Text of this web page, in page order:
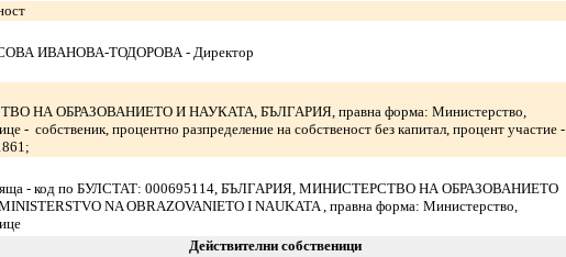
ИВАНОВА-ТОДОРОВА - Директор
НА ОБРАЗОВАНИЕТО И НАУКАТА, БЪЛГАРИЯ, правна форма: Министерство,
- собственик, процентно разпределение на собственост без капитал, процент участие -
- код по БУЛСТАТ: 000695114, БЪЛГАРИЯ, МИНИСТЕРСТВО НА ОБРАЗОВАНИЕТО
NA OBRAZOVANIETO I NAUKATA , правна форма: Министерство,
Действителни собственици